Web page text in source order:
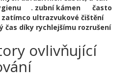
. zubní kámen
často
zatímco ultrazvukové čištění
čas díky rychlejšímu rozrušení
ovlivňující